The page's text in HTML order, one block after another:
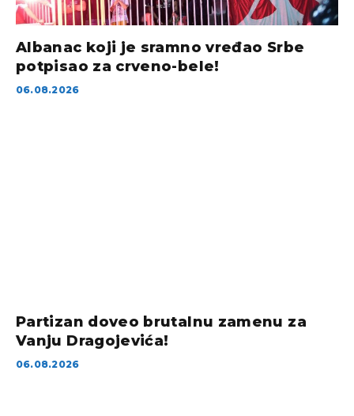
Albanac koji je sramno vređao Srbe
potpisao za crveno-bele!
06.08.2026
Partizan doveo brutalnu zamenu za
Vanju Dragojevića!
06.08.2026